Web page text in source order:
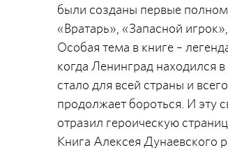
были созданы первые
«Вратарь», «Запасной
Особая тема в книге –
когда Ленинград находился
стало для всей страны и
продолжает бороться. И эту
отразил героическую
Книга Алексея Дунаевского